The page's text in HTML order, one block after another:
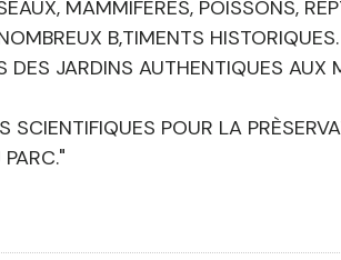
MAMMIFËRES, POISSONS,
B‚TIMENTS HISTORIQUES.
JARDINS AUTHENTIQUES AUX
POUR LA